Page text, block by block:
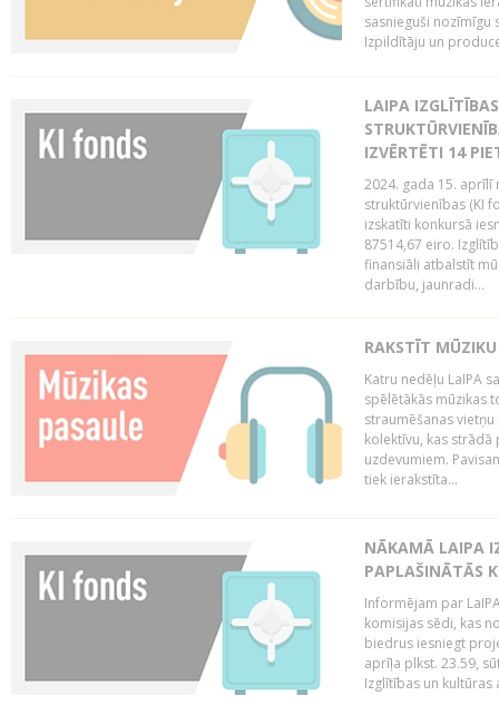
sasnieguši nozīmīgu
Izpildītāju un
LAIPA
IZVĒRTĒTI 14
2024. gada 15. aprīlī
struktūrvienības (KI
izskatīti konkursā
87514,67 eiro.
finansiāli atbalstīt
darbību, jaunradi...
RAKSTĪT
Katru nedēļu LaIPA
spēlētākās mūzikas
straumēšanas
kolektīvu, kas
uzdevumiem.
tiek ierakstīta...
NĀKAMĀ LAIPA
PAPLAŠINĀTĀS
Informējam par
komisijas sēdi, kas
biedrus iesniegt
aprīļa plkst. 23.59,
Izglītības un kultūras